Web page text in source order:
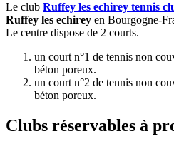
Le club Ruffey les echirey tennis
Ruffey les echirey en Bourgogne-
Le centre dispose de 2 courts.
un court n°1 de tennis non
béton poreux.
un court n°2 de tennis non
béton poreux.
Clubs réservables à